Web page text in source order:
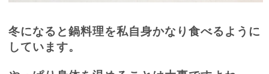
冬になると鍋料理を私自身かなり食べるように
しています。